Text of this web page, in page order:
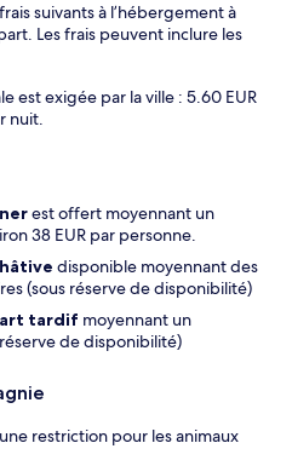
suivants à l’hébergement à
Les frais peuvent inclure les
est exigée par la ville : 5.60 EUR
nuit.
est offert moyennant un
38 EUR par personne.
disponible moyennant des
(sous réserve de disponibilité)
tardif moyennant un
de disponibilité)
restriction pour les animaux